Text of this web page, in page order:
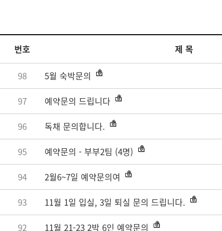
번호 제 목
98 5월 숙박문의
97 예약문의 드립니다
96 독채 문의합니다.
95 예약문의 - 부부2팀 (4명)
94 2월6~7일 예약문의여
93 11월 1일 입실, 3일 퇴실 문의 드립니다.
92 11월 21-23 2박 6인 예약문의